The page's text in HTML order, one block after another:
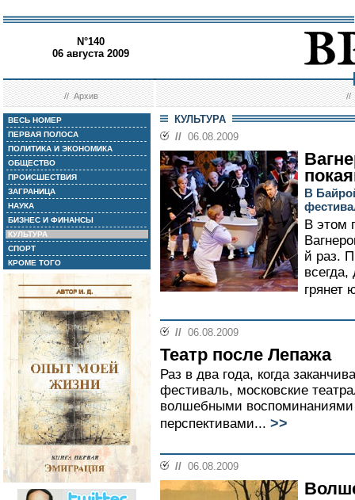
N°140
06 августа 2009
//Архив //
ВЕСЬ НОМЕР
ПЕРВАЯ ПОЛОСА
ПОЛИТИКА И ЭКОНОМИКА
ОБЩЕСТВО
ПРОИСШЕСТВИЯ
ЗАГРАНИЦА
НАУКА
БИЗНЕС И ФИНАНСЫ
КУЛЬТУРА
СПОРТ
КРОМЕ ТОГО
КУЛЬТУРА
// 06.08.2009
В
В этом
й раз.
всегда,
грянет
// 06.08.2009
Театр после Лепажа
Раз в два года, когда
фестиваль, московские
волшебными
перспективами... >>
// 06.08.2009